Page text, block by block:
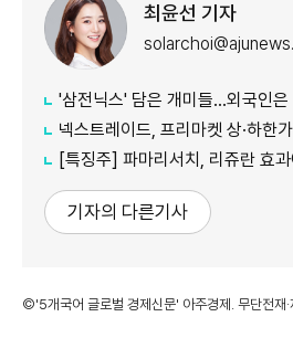
최윤선 기자
'삼전닉스' 담은 개미들…외국인은
넥스트레이드, 프리마켓 상·하한가 주
[특징주] 파마리서치, 리쥬란 효과에
기자의 다른기사
©'5개국어 글로벌 경제신문' 아주경제. 무단전재·